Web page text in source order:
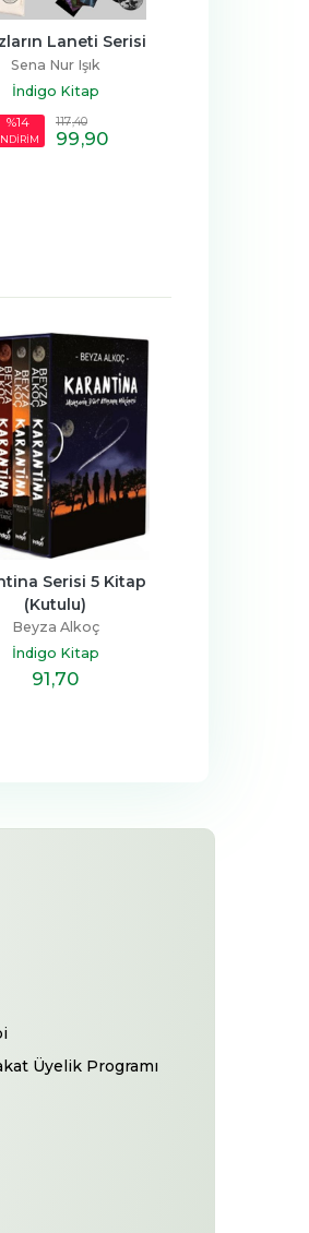
Laneti Serisi
Sena Nur Işık
İndigo Kitap
%14 117,40
99,90
Serisi 5 Kitap
(Kutulu)
Beyza Alkoç
İndigo Kitap
91,70
Üyelik Programı